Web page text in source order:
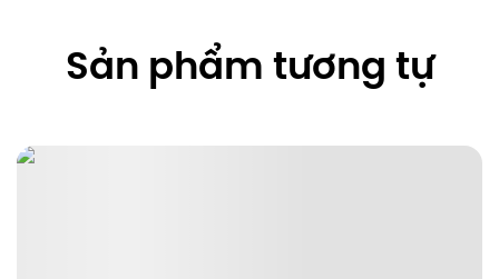
Sản phẩm tương tự